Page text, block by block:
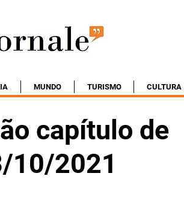
MUNDO TURISMO CULTURA
capítulo de
10/2021